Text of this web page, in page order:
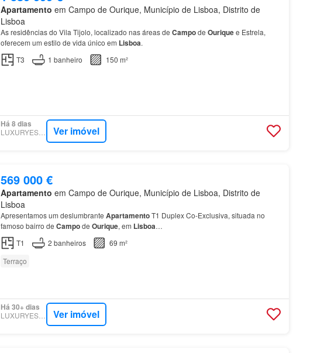
Apartamento em Campo de Ourique, Município de Lisboa, Distrito de
Lisboa
As residências do Vila Tijolo, localizado nas áreas de Campode Ouriquee Estrela,
oferecem um estilo de vida único em Lisboa.
T3
1 banheiro 150 m²
Há 8 dias
LUXURYESTATE Ver imóvel
569 000 €
Apartamento em Campo de Ourique, Município de Lisboa, Distrito de
Lisboa
Apresentamos um deslumbrante ApartamentoT1 Duplex Co-Exclusiva, situada no
famoso bairro de Campode Ourique, em Lisboa…
T1
2 banheiros
69 m²
Terraço
Há 30+ dias
LUXURYESTATE Ver imóvel